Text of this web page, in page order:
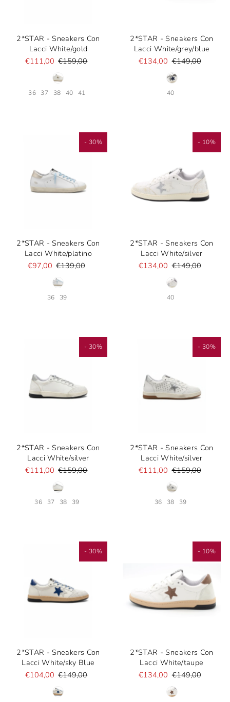
2*STAR - Sneakers Con
Lacci White/gold
€111,00 €159,00
36 37 38 40 41
2*STAR - Sneakers Con
Lacci White/grey/blue
€134,00 €149,00
40
- 30%
2*STAR - Sneakers Con
Lacci White/platino
€97,00 €139,00
36 39
- 10%
2*STAR - Sneakers Con
Lacci White/silver
€134,00 €149,00
40
- 30%
2*STAR - Sneakers Con
Lacci White/silver
€111,00 €159,00
36 37 38 39
- 30%
2*STAR - Sneakers Con
Lacci White/silver
€111,00 €159,00
36 38 39
- 30%
2*STAR - Sneakers Con
Lacci White/sky Blue
€104,00 €149,00
- 10%
2*STAR - Sneakers Con
Lacci White/taupe
€134,00 €149,00